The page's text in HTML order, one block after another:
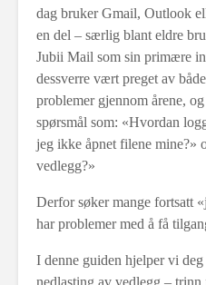
dag bruker Gmail, Outlook
en del – særlig blant eldre
Jubii Mail som sin primære
dessverre vært preget av
problemer gjennom årene,
spørsmål som: «Hvordan
jeg ikke åpnet filene mine?»
vedlegg?»
Derfor søker mange fortsatt
har problemer med å få
I denne guiden hjelper vi
nedlasting av vedlegg –